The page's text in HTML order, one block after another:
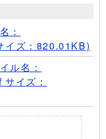
：
ズ：820.01KB)
ル名：
イズ：